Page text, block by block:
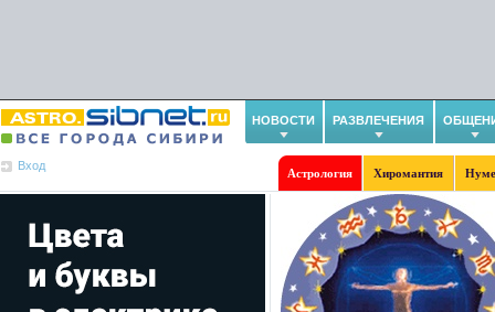
НОВОСТИ РАЗВЛЕЧЕНИЯ
Вход
Астрология Хиромантия